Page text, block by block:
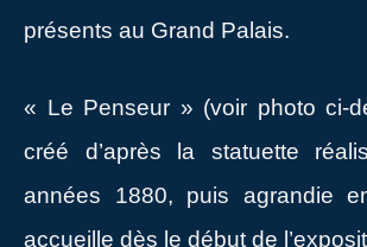
présents au Grand Palais.
« Le Penseur » (voir photo ci-
créé d’après la statuette
années 1880, puis agrandie
accueille dès le début de